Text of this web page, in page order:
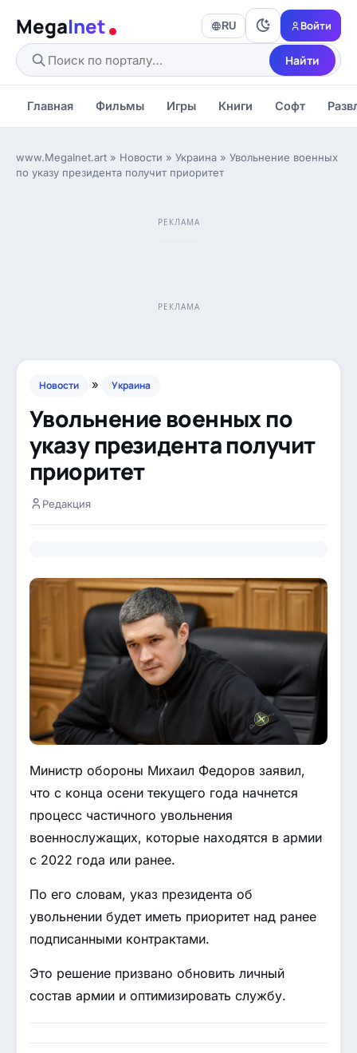
MegaInet
Найти
RU Войти
Главная Фильмы Игры Книги Софт
www.MegaInet.art » Новости » Украина » Увольнение военных
по указу президента получит приоритет
РЕКЛАМА
РЕКЛАМА
Новости » Украина
Увольнение военных по
указу президента получит
приоритет
Редакция
Министр обороны Михаил Федоров заявил,
что с конца осени текущего года начнется
процесс частичного увольнения
военнослужащих, которые находятся в армии
с 2022 года или ранее.
По его словам, указ президента об
увольнении будет иметь приоритет над ранее
подписанными контрактами.
Это решение призвано обновить личный
состав армии и оптимизировать службу.